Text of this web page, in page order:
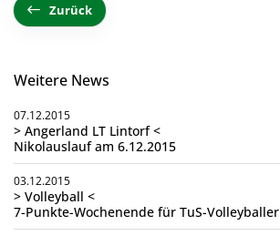
Zurück
Weitere News
07.12.2015
> Angerland LT Lintorf <
Nikolauslauf am 6.12.2015
03.12.2015
> Volleyball <
7-Punkte-Wochenende für TuS-Volleyballer